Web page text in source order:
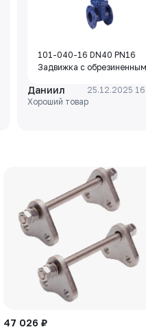
101-040-16 DN40 PN16
Задвижка с обрезиненным
чугун, клин-EPDM,
Tmax=110°C Ф/Ф
Даниил
25.12.2025
Хороший товар
47 026 ₽